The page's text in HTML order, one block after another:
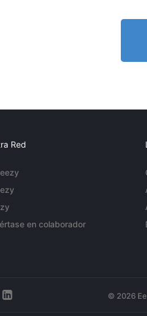
Red
en colaborador
© 2026